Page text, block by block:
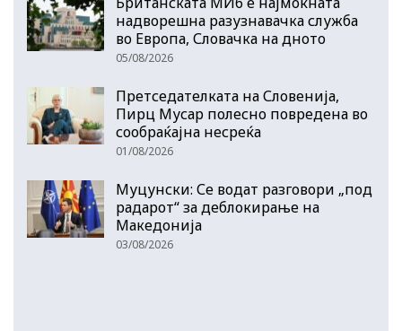
надворешна разузнавачка служба
во Европа, Словачка на дното
05/08/2026
Претседателката на Словенија,
Пирц Мусар полесно повредена во
сообраќајна несреќа
01/08/2026
Муцунски: Се водат разговори „под
радарот“ за деблокирање на
Македонија
03/08/2026